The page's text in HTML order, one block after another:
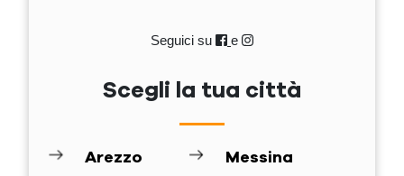
Seguici su e
Scegli la tua città
Arezzo
Messina